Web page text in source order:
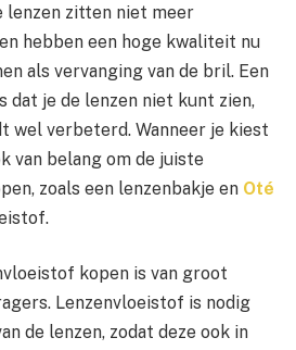
lenzen zitten niet meer
hebben een hoge kwaliteit nu
als vervanging van de bril. Een
dat je de lenzen niet kunt zien,
wel verbeterd. Wanneer je kiest
van belang om de juiste
zoals een lenzenbakje en Oté
kopen is van groot
Lenzenvloeistof is nodig
de lenzen, zodat deze ook in